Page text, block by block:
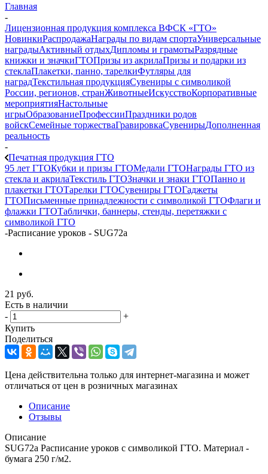
Главная
-
Лицензионная продукция комплекса ВФСК «ГТО»
НовинкиРаспродажаНаграды по видам спортаУниверсальные
наградыАктивный отдыхДипломы и грамотыРазрядные
книжки и значкиГТОПризы из акрилаПризы и подарки из
стеклаПлакетки, панно, тарелкиФутляры для
наградТекстильная продукцияСувениры с символикой
России, регионов, странЖивотныеИскусствоКорпоративные
мероприятияНастольные
игрыОбразованиеПрофессииПраздники родов
войскСемейные торжестваГравировкаСувенирыДополненная
реальность
-
Печатная продукция ГТО
95 лет ГТОКубки и призы ГТОМедали ГТОНаграды ГТО из
стекла и акрилаТекстиль ГТОЗначки и знаки ГТОПанно и
плакетки ГТОТарелки ГТОСувениры ГТОГаджеты
ГТОПисьменные принадлежности с символикой ГТОФлаги и
флажки ГТОТаблички, баннеры, стенды, перетяжки с
символикой ГТО
-Расписание уроков - SUG72a
21 руб.
Есть в наличии
-
+
Купить
Поделиться
Цена действительна только для интернет-магазина и может
отличаться от цен в розничных магазинах
Описание
Отзывы
Описание
SUG72a Расписание уроков с символикой ГТО. Материал -
бумага 250 г/м2.